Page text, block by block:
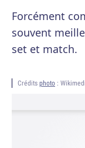
Forcément
souvent
set et match.
Crédits photo :